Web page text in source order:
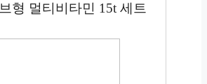
형 멀티비타민 15t 세트